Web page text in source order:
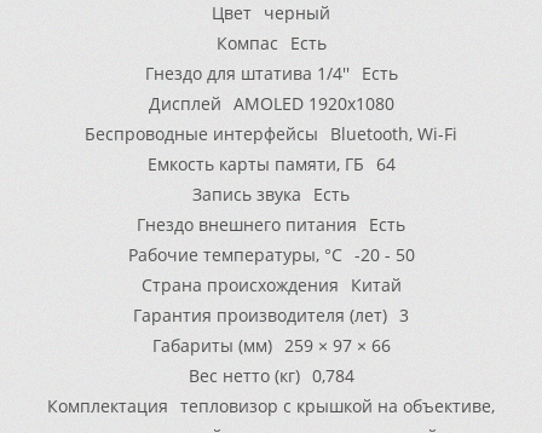
Цвет черный
Компас
Есть
Гнездо для штатива 1/4''
Есть
Дисплей AMOLED 1920x1080
Беспроводные интерфейсы
Bluetooth, Wi-Fi
Емкость карты памяти, ГБ 64
Запись звука
Есть
Гнездо внешнего питания
Есть
Рабочие температуры, °С -20 - 50
Страна происхождения
Китай
Гарантия производителя (лет) 3
Габариты (мм) 259 × 97 × 66
Вес нетто (кг) 0,784
Комплектация тепловизор с крышкой на объективе,